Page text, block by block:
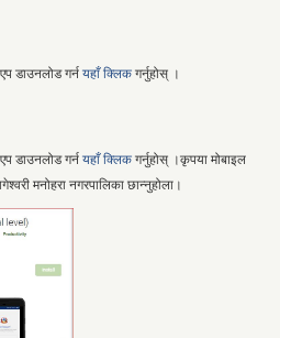
डाउनलोड गर्न यहाँ क्लिक गर्नुहोस् ।
डाउनलोड गर्न यहाँ क्लिक गर्नुहोस् ।कृपया मोबाइल
मनोहरा नगरपालिका छान्नुहोला।